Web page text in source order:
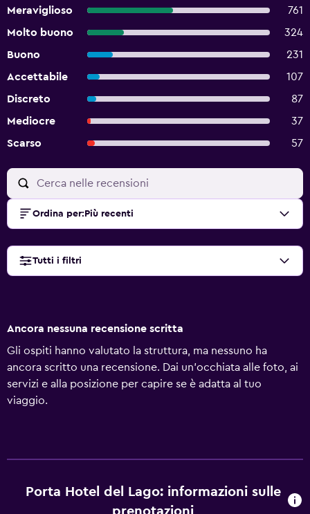
Meraviglioso
761
Molto buono
324
Buono
231
Accettabile
107
Discreto
87
Mediocre
37
Scarso
57
Ordina per: Più recenti
Tutti i filtri
Ancora nessuna recensione scritta
Gli ospiti hanno valutato la struttura, ma nessuno ha
ancora scritto una recensione. Dai un'occhiata alle foto, ai
servizi e alla posizione per capire se è adatta al tuo
viaggio.
Porta Hotel del Lago: informazioni sulle
prenotazioni